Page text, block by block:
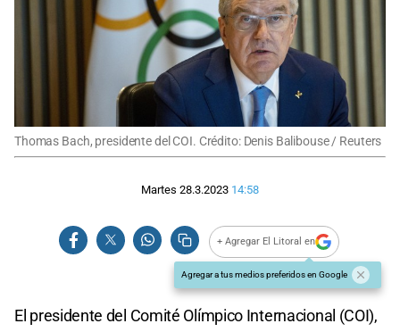
Thomas Bach, presidente del COI. Crédito: Denis Balibouse / Reuters
Martes 28.3.2023 14:58
+ Agregar El Litoral en
Agregar a tus medios preferidos en Google
El presidente del Comité Olímpico Internacional (COI),